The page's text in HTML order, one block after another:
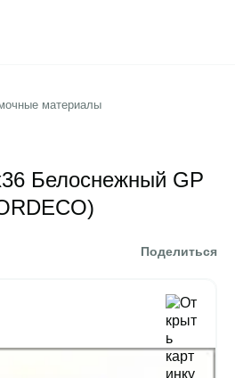
материалы
Белоснежный GP
Поделиться